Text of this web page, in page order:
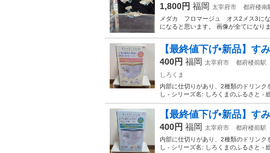
1,800円 福岡 太宰府市 都府楼南
メダカ フロマージュ オス2メス3にな
になると思います。 画像が全てになり
【最終値下げ•新品】す
400円 福岡 太宰府市 都府楼前駅
しろくま
内部に仕切りがあり、2種類のドリン
し - シリーズ名: しろくまのふるさと -
【最終値下げ•新品】す
400円 福岡 太宰府市 都府楼前駅
内部に仕切りがあり、2種類のドリン
し - シリーズ名: しろくまのふるさと -